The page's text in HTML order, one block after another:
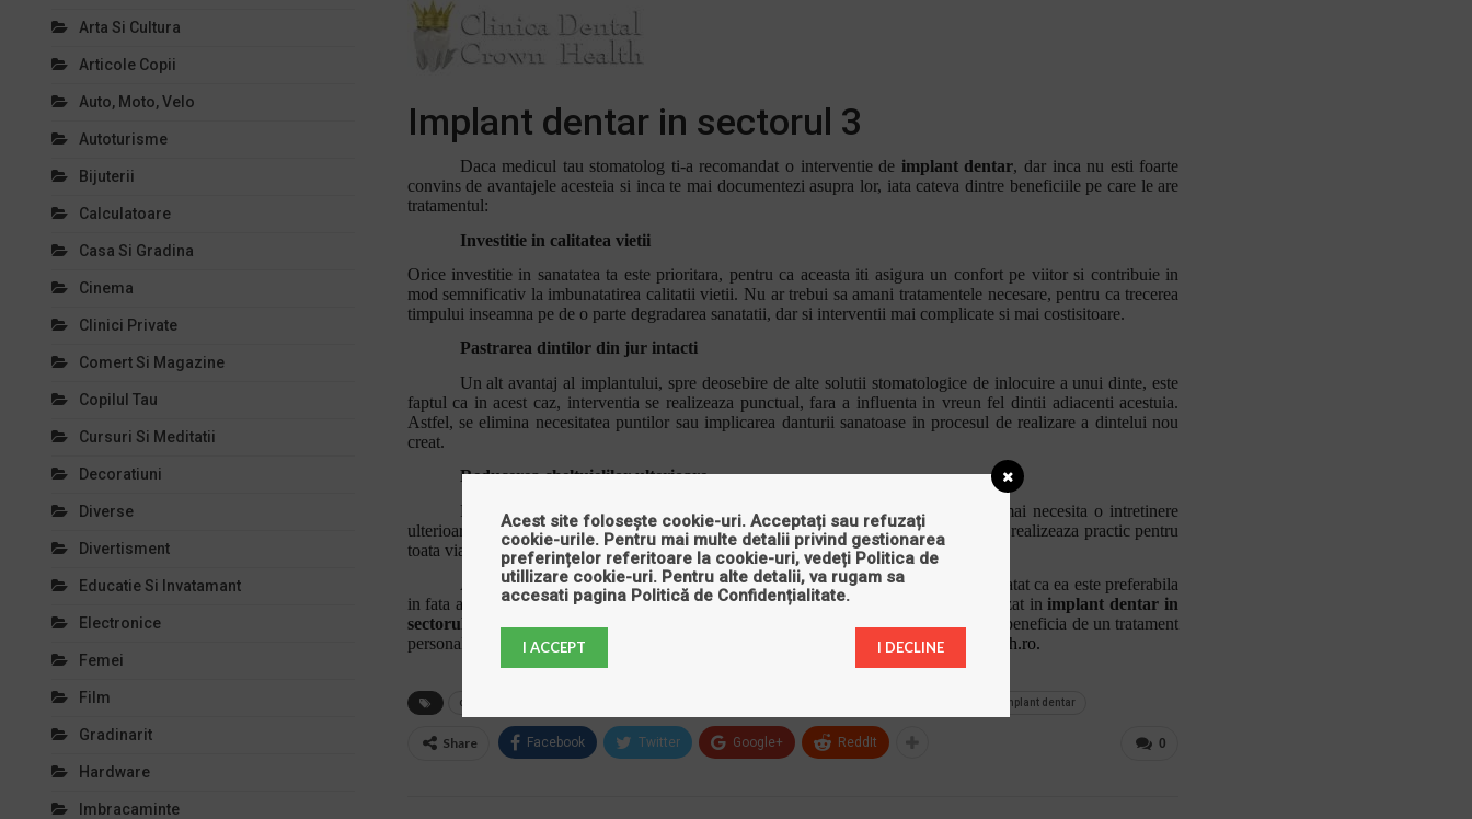
Implant dentar in sectorul 3
Daca medicul tau stomatolog ti-a recomandat o interventie de implant dentar, dar inca nu esti foarte
convins de avantajele acesteia si inca te mai documentezi asupra lor, iata cateva dintre beneficiile pe care le are
tratamentul:
Investitie in calitatea vietii
Orice investitie in sanatatea ta este prioritara, pentru ca aceasta iti asigura un confort pe viitor si contribuie in
mod semnificativ la imbunatatirea calitatii vietii. Nu ar trebui sa amani tratamentele necesare, pentru ca trecerea
timpului inseamna pe de o parte degradarea sanatatii, dar si interventii mai complicate si mai costisitoare.
Pastrarea dintilor din jur intacti
Un alt avantaj al implantului, spre deosebire de alte solutii stomatologice de inlocuire a unui dinte, este
faptul ca in acest caz, interventia se realizeaza punctual, fara a influenta in vreun fel dintii adiacenti acestuia.
Astfel, se elimina necesitatea puntilor sau implicarea danturii sanatoase in procesul de realizare a dintelui nou
creat.
Reducerea cheltuielilor ulterioare
Pentru ca implantul reprezinta o metoda de tratament ce odata incheiata nu mai necesita o intretinere
ulterioara sau alte interventii, se poate spune ca ne scuteste de alte cheltuieli. Acesta se realizeaza practic pentru
toata viata si sunt foarte rare cazurile in care apare necesitatea de a mai lucra ceva la el.
Asadar, aceasta operatie a fost reconsiderata in ultimii ani, astfel incat s-a constatat ca ea este preferabila
in fata altor interventii stomatologice. Astfel, daca esti in cautarea unui centru specializat in implant dentar in
sectorul 3
, te poti indrepta cu incredere catre Clinica Dental Crown Health, unde poti beneficia de un tratament
personalizat de buna calitate. Toate informatiile le poti gasi aici:
www.dentalcrownhealth.ro.
cabinet stomatologic pret implant dentar
0
Share Facebook Twitter Google+ ReddIt
Arta Si Cultura
Articole Copii
Auto, Moto, Velo
Autoturisme
Bijuterii
Calculatoare
Casa Si Gradina
Cinema
Clinici Private
Comert Si Magazine
Copilul Tau
Cursuri Si Meditatii
Decoratiuni
Diverse
Divertisment
Educatie Si Invatamant
Electronice
Femei
Film
Gradinarit
Hardware
Imbracaminte
Acest site folosește cookie-uri. Acceptați sau refuzați
cookie-urile. Pentru mai multe detalii privind gestionarea
preferințelor referitoare la cookie-uri, vedeți Politica de
utillizare cookie-uri. Pentru alte detalii, va rugam sa
accesati pagina Politică de Confidențialitate.
I ACCEPT I DECLINE